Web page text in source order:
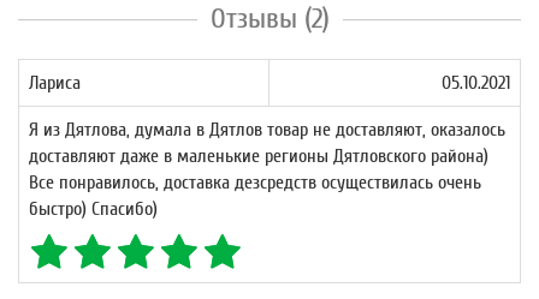
Отзывы (2)
Лариса 05.10.2021
Я из Дятлова, думала в Дятлов товар не доставляют, оказалось
доставляют даже в маленькие регионы Дятловского района)
Все понравилось, доставка дезсредств осуществилась очень
быстро) Спасибо)